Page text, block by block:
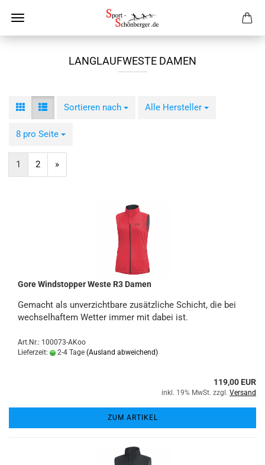
LANGLAUFWESTE DAMEN
Sortieren nach
Sortieren nach Alle Hersteller
pro Seite
8 pro Seite
pro Seite
1 2 »
Gore Windstopper Weste R3 Damen
Gemacht als unverzichtbare zusätzliche Schicht, die bei
wechselhaftem Wetter immer mit dabei ist.
Art.Nr.: 100073-AKoo
Lieferzeit:
2-4 Tage (Ausland abweichend)
119,00 EUR
inkl. 19% MwSt. zzgl. Versand
ZUM ARTIKEL